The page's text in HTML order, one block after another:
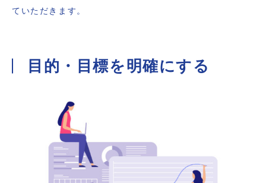
ていただきます。
目的・目標を明確にする